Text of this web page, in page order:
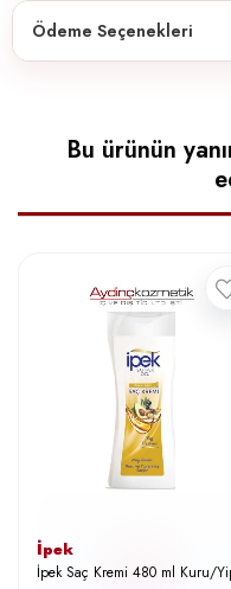
Ödeme Seçenekleri
Bu ürünün
İpek
İpek Saç Kremi 480 ml Kuru/